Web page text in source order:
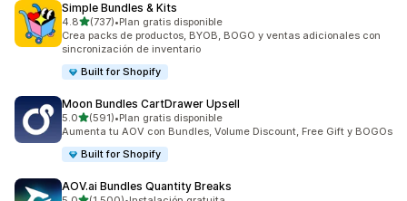
Simple Bundles & Kits
4.8de 5 estrellas
(737)
737 reseñas en total
•Plan gratis disponible
Crea packs de productos, BYOB, BOGO y ventas adicionales con
sincronización de inventario
Built for Shopify
Moon Bundles CartDrawer Upsell
5.0de 5 estrellas
(591)
591 reseñas en total
•Plan gratis disponible
Aumenta tu AOV con Bundles, Volume Discount, Free Gift y BOGOs
Built for Shopify
AOV.ai Bundles Quantity Breaks